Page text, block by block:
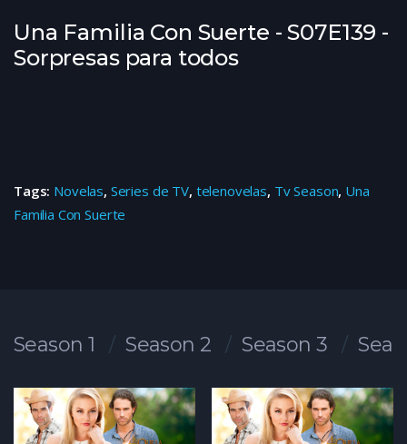
Una Familia Con Suerte - S07E139 -
Sorpresas para todos
Tags: Novelas, Series de TV, telenovelas, Tv Season, Una
Familia Con Suerte
Season 1 Season 2 Season 3